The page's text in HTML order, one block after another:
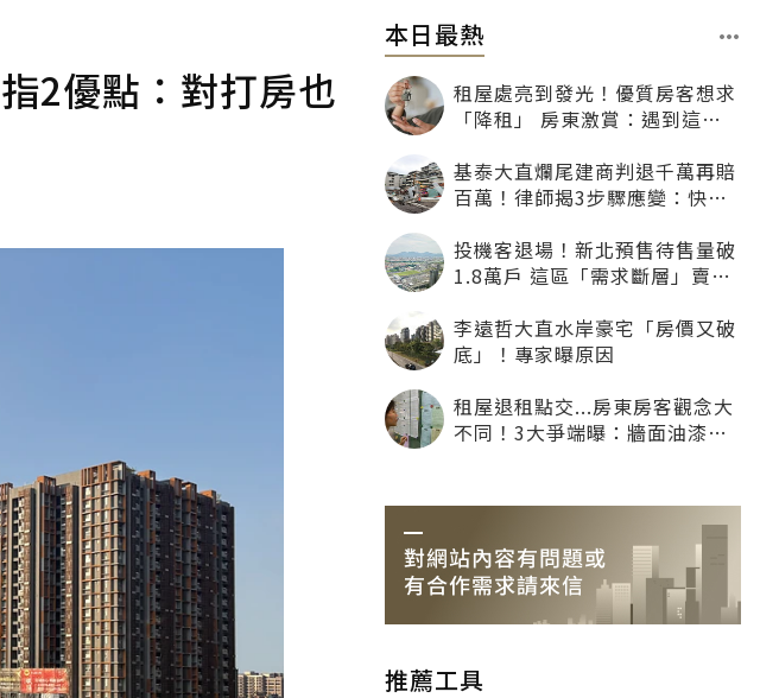
2優點：對打房也
本日最熱
租屋處亮到發光！優質房客想求
「降租」 房東激賞：遇到這種
基泰大直爛尾建商判退千萬再賠
百萬！律師揭3步驟應變：快通
投機客退場！新北預售待售量破
1.8萬戶 這區「需求斷層」賣壓
李遠哲大直水岸豪宅「房價又破
底」！專家曝原因
租屋退租點交...房東房客觀念大
不同！3大爭端曝：牆面油漆、
推薦工具